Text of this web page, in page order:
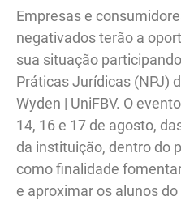
Empresas e
negativados terão a
sua situação
Práticas Jurídicas (NPJ)
Wyden | UniFBV. O
14, 16 e 17 de agosto,
da instituição, dentro do
como finalidade
e aproximar os alunos